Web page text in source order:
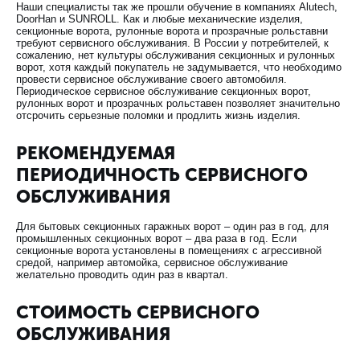
Наши специалисты так же прошли обучение в компаниях Alutech,
DoorHan и SUNROLL. Как и любые механические изделия,
секционные ворота, рулонные ворота и прозрачные рольставни
требуют сервисного обслуживания. В России у потребителей, к
сожалению, нет культуры обслуживания секционных и рулонных
ворот, хотя каждый покупатель не задумывается, что необходимо
провести сервисное обслуживание своего автомобиля.
Периодическое сервисное обслуживание секционных ворот,
рулонных ворот и прозрачных рольставен позволяет значительно
отсрочить серьезные поломки и продлить жизнь изделия.
РЕКОМЕНДУЕМАЯ
ПЕРИОДИЧНОСТЬ СЕРВИСНОГО
ОБСЛУЖИВАНИЯ
Для бытовых секционных гаражных ворот – один раз в год, для
промышленных секционных ворот – два раза в год. Если
секционные ворота установлены в помещениях с агрессивной
средой, например автомойка, сервисное обслуживание
желательно проводить один раз в квартал.
СТОИМОСТЬ СЕРВИСНОГО
ОБСЛУЖИВАНИЯ